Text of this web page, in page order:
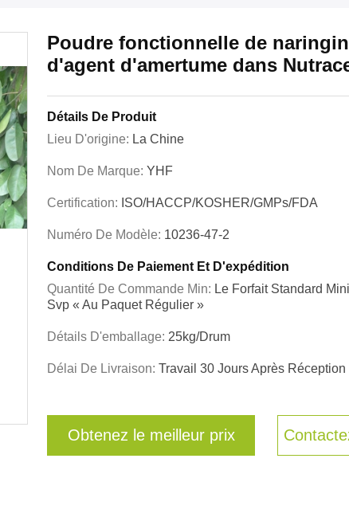
Poudre fonctionnelle de
d'agent d'amertume dans
Détails De Produit
Lieu D'origine: La Chine
Nom De Marque: YHF
Certification: ISO/HACCP/KOSHER/GMPs/FDA
Numéro De Modèle: 10236-47-2
Conditions De Paiement Et D'expédition
Quantité De Commande Min: Le Forfait Standard
Svp « Au Paquet Régulier »
Détails D'emballage: 25kg/drum
Délai De Livraison: Travail 30 Jours Après
Obtenez le meilleur prix